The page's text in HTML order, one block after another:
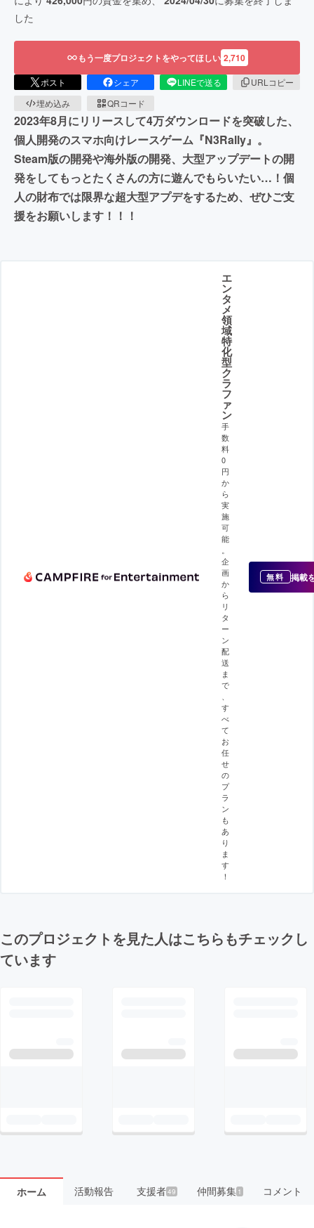
した
もう一度プロジェクトをやってほしい 2,710
ポスト シェア LINEで送る
URLコピー
埋め込み
QRコード
2023年8月にリリースして4万ダウンロードを突破した、
個人開発のスマホ向けレースゲーム『N3Rally』。
Steam版の開発や海外版の開発、大型アップデートの開
発をしてもっとたくさんの方に遊んでもらいたい…！個
人の財布では限界な超大型アプデをするため、ぜひご支
援をお願いします！！！
エ
ン
タ
メ
領
域
特
化
型
ク
ラ
フ
ァ
ン
手
数
料
0
円
か
ら
実
施
可
能
企
画
か
ら
リ
タ
ー
ン
配
送
ま
で
す
べ
て
お
任
せ
の
プ
ラ
ン
も
あ
り
ま
す
！
無料 掲載
このプロジェクトを見た人はこちらもチェックし
ています
ホーム 活動報告 支援者49 仲間募集 1 コメント